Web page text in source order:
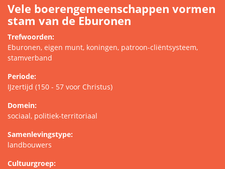
Vele boerengemeenschappen vormen
stam van de Eburonen
Trefwoorden:
Eburonen, eigen munt, koningen, patroon-cliëntsysteem,
stamverband
Periode:
IJzertijd (150 - 57 voor Christus)
Domein:
sociaal, politiek-territoriaal
Samenlevingstype:
landbouwers
Cultuurgroep: